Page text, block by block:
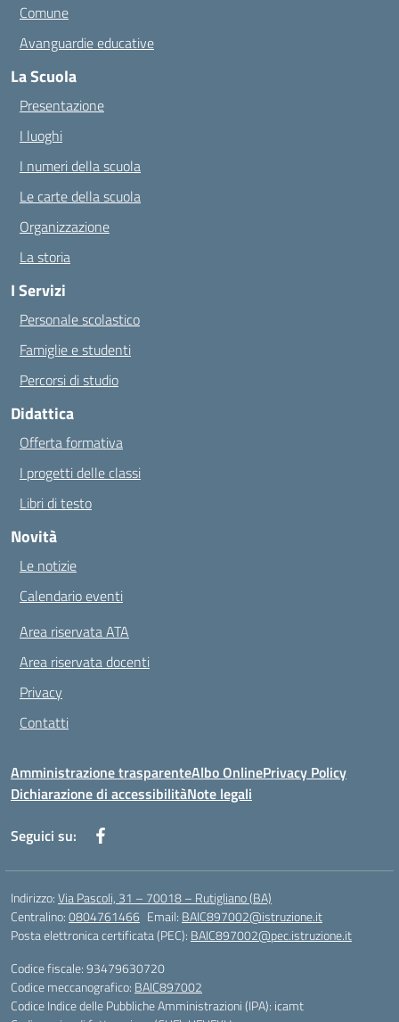
Comune
Avanguardie educative
La Scuola
Presentazione
I luoghi
I numeri della scuola
Le carte della scuola
Organizzazione
La storia
I Servizi
Personale scolastico
Famiglie e studenti
Percorsi di studio
Didattica
Offerta formativa
I progetti delle classi
Libri di testo
Novità
Le notizie
Calendario eventi
Area riservata ATA
Area riservata docenti
Privacy
Contatti
Amministrazione trasparenteAlbo OnlinePrivacy Policy
Dichiarazione di accessibilitàNote legali
Seguici su:
Indirizzo:Via Pascoli, 31 – 70018 – Rutigliano (BA)
Centralino:0804761466 Email: BAIC897002@istruzione.it
Posta elettronica certificata (PEC): BAIC897002@pec.istruzione.it
Codice fiscale: 93479630720
Codice meccanografico: BAIC897002
Codice Indice delle Pubbliche Amministrazioni (IPA): icamt